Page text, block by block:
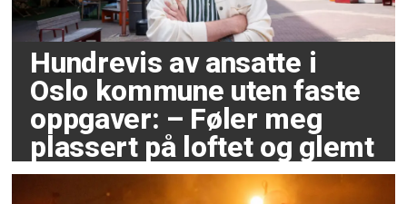
Hundrevis av ansatte i
Oslo kommune uten faste
oppgaver: – Føler meg
plassert på loftet og glemt